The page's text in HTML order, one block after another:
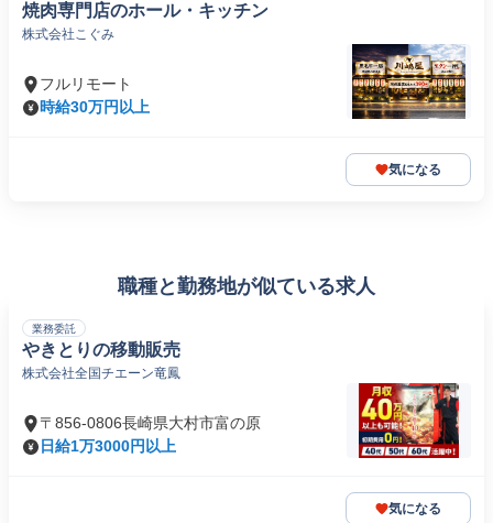
焼肉専門店のホール・キッチン
株式会社こぐみ
フルリモート
時給30万円以上
気になる
職種と勤務地が似ている求人
業務委託
やきとりの移動販売
株式会社全国チエーン竜鳳
〒856-0806長崎県大村市富の原
日給1万3000円以上
気になる